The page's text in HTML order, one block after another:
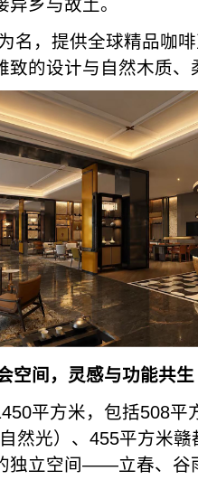
乡与故土。
名，提供全球精品咖
致的设计与自然木质、
空间，灵感与功能共生
平方米，包括508平
然光）、455平方米
独立空间——立春、谷